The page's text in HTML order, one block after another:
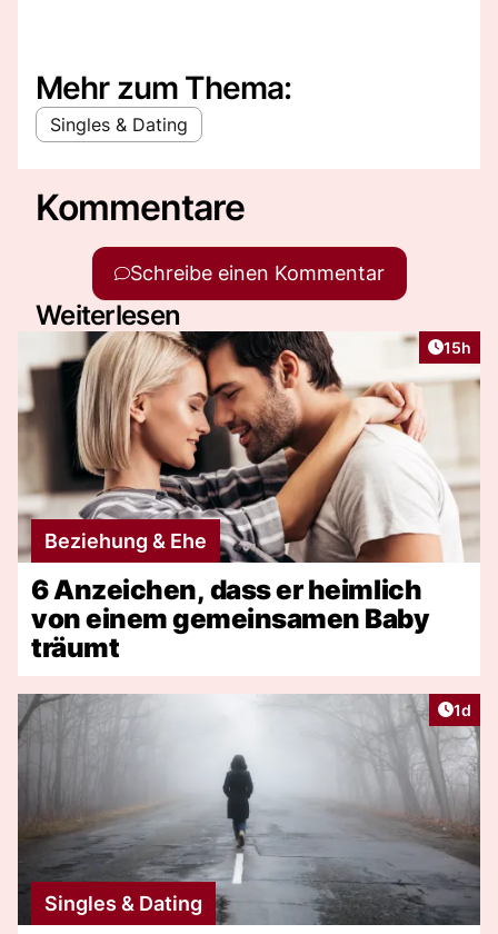
Mehr zum Thema:
Singles & Dating
Kommentare
Schreibe einen Kommentar
Weiterlesen
Artikel
15h
Beziehung & Ehe
6 Anzeichen, dass er heimlich
von einem gemeinsamen Baby
träumt
1d
Singles & Dating